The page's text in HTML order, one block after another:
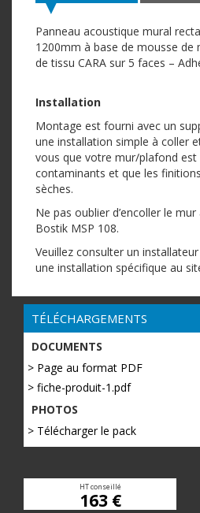
Panneau acoustique mural
1200mm à base de mousse de
de tissu CARA sur 5 faces –
Installation
Montage est fourni avec un
une installation simple à coller
vous que votre mur/plafond est
contaminants et que les
sèches.
Ne pas oublier d’encoller le
Bostik MSP 108.
Veuillez consulter un
une installation spécifique au
TÉLÉCHARGEMENTS
DOCUMENTS
> Page au format PDF
> fiche-produit-1.pdf
PHOTOS
> Télécharger le pack
HT conseillé
163 €